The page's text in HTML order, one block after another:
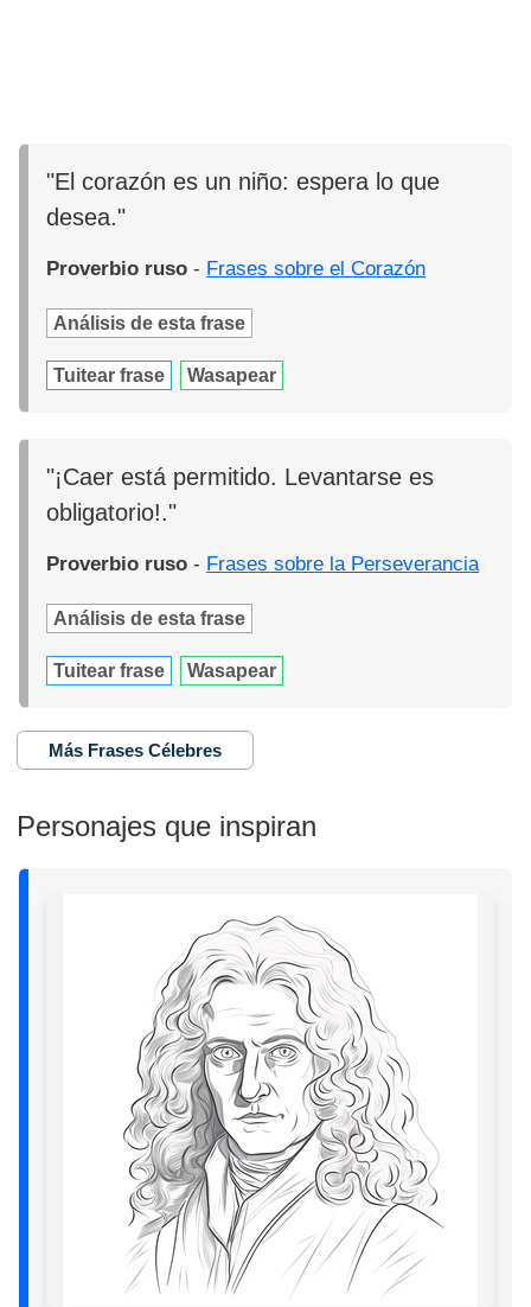
"El corazón es un niño: espera lo que
desea."
Proverbio ruso - Frases sobre el Corazón
Análisis de esta frase
Tuitear frase Wasapear
"¡Caer está permitido. Levantarse es
obligatorio!."
Proverbio ruso - Frases sobre la Perseverancia
Análisis de esta frase
Tuitear frase Wasapear
Más Frases Célebres
Personajes que inspiran